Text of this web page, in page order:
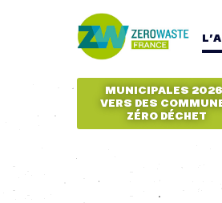
MUNICIPALES
VERS DES
ZÉRO DÉCHET